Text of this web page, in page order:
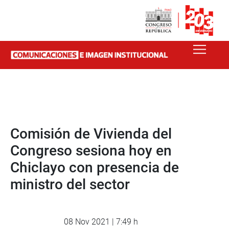
Comisión de Vivienda del
Congreso sesiona hoy en
Chiclayo con presencia de
ministro del sector
08 Nov 2021 | 7:49 h